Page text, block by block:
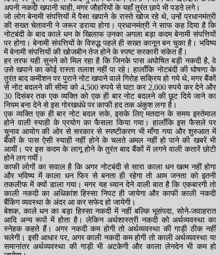
अपनी नकदी खपानी चाही, मगर जौहरियों के यहाँ तुरंत छापे भी पडऩे लगे।
जो लोग बेनामी संपत्तियों में पैसा खपाने के रास्ते खोज रहे थे, उन्हें प्रधानमंत्री
की सख्त चेतावनी ने जरूर डराया होगा। प्रधानमंत्री ने साफ कह दिया है कि
नोटबंदी के बाद काले धन के खिलाफ उनका अगला बड़ा कदम बेनामी संपत्तियों
पर होगा। बेनामी संपत्तियों के विरुद्ध पहले ही सख्त कानून बन चुका है। भविष्य
में बेनामी संपत्तियों की खोजबीन तेज होने के स्पष्ट सरकारी संकेत हैं।
हर तरफ यही सुनने को मिल रहा है कि जिनके पास अघोषित बड़ी नकदी है, वे
उसे खपाने का कोई रास्ता तलाश नहीं पा रहे। हालाँकि नोटबंदी की घोषणा के
तुरंत बाद कमीशन पर पुराने नोट खपाने वाले गिरोह सक्रिय हो गये थे, मगर बैंकों
से नोट बदलने की सीमा को 4,500 रुपये से घटा कर 2,000 रुपये कर देने और
30 दिसंबर तक एक व्यक्ति को एक ही बार नोट बदलने की छूट दिये जाने का
नियम बना देने से इस गोरखधंधे पर काफी हद तक अंकुश लगा है।
एक व्यक्ति एक ही बार नोट बदल सके, इसके लिए मतदान के समय इस्तेमाल
होने वाली स्याही के प्रयोग का फैसला किया गया। हालाँकि इस फैसले पर
चुनाव आयोग की ओर से सरकार से स्पष्टीकरण भी माँगा गया और शुरुआत में
बैंकों के पास ऐसी स्याही नहीं होने के चलते अमल नहीं हो पाने की खबरें भी
आयीं। पर इस कदम के लागू होने के तुरंत बाद बैंकों में लगने वाली कतारें छोटी
होने लग गयीं।
काफी लोगों का सवाल है कि अगर नोटबंदी से सारा काला धन खत्म नहीं होगा
और भविष्य में काला धन फिर से बनता ही रहेगा तो आम जनता को इतनी
तकलीफ में क्यों डाला गया। मगर यह ध्यान देने वाली बात है कि एकबारगी तो
काली नकदी का अधिकांश हिस्सा निपट ही जायेगा और काफी काली नकदी
बैंकिंग व्यवस्था के अंदर आ कर सफेद हो जायेगी।
बेशक, काले धन का बड़ा हिस्सा नकदी में नहीं बल्कि भूसंपदा, सोने-जवाहरात
आदि अन्य रूपों में होता है। लेकिन अर्थशास्त्री नकदी को अर्थव्यवस्था का
स्नेहक कहते हैं। अगर नकदी कम होगी तो अर्थव्यवस्था की गाड़ी ठीक नहीं
चलेगी। इसी आधार पर, अगर काली नकदी कम होगी तो काली अर्थव्यवस्था या
समानांतर अर्थव्यवस्था की गाड़ी भी अटकेगी और काला लेनदेन भी कम हो